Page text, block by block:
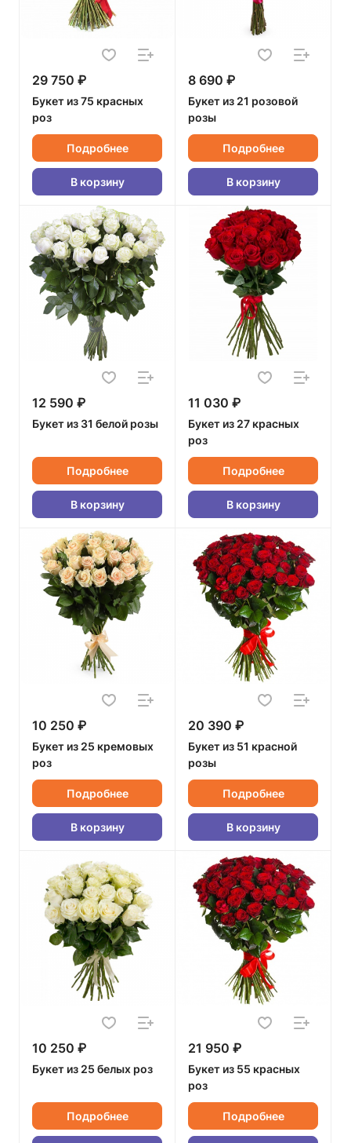
29 750 ₽
Букет из 75 красных
роз
Подробнее
В корзину
8 690 ₽
Букет из 21 розовой
розы
Подробнее
В корзину
12 590 ₽
Букет из 31 белой розы
Подробнее
В корзину
11 030 ₽
Букет из 27 красных
роз
Подробнее
В корзину
10 250 ₽
Букет из 25 кремовых
роз
Подробнее
В корзину
20 390 ₽
Букет из 51 красной
розы
Подробнее
В корзину
10 250 ₽
Букет из 25 белых роз
Подробнее
21 950 ₽
Букет из 55 красных
роз
Подробнее